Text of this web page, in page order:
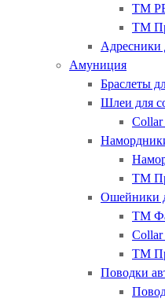
ТМ
ТМ
Адресники
Амуниция
Браслеты
Шлеи для
ТМ
Ошейники
ТМ
ТМ
Поводки